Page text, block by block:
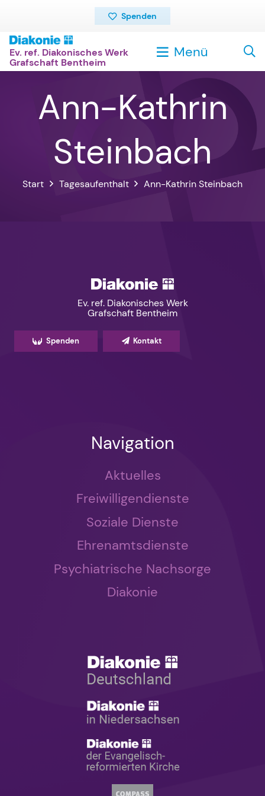
Spenden
Ev. ref. Diakonisches Werk
Grafschaft Bentheim
Menü
Ann-Kathrin
Steinbach
Start Tagesaufenthalt Ann-Kathrin Steinbach
Ev. ref. Diakonisches Werk
Grafschaft Bentheim
Spenden Kontakt
Navigation
Aktuelles
Freiwilligendienste
Soziale Dienste
Ehrenamtsdienste
Psychiatrische Nachsorge
Diakonie